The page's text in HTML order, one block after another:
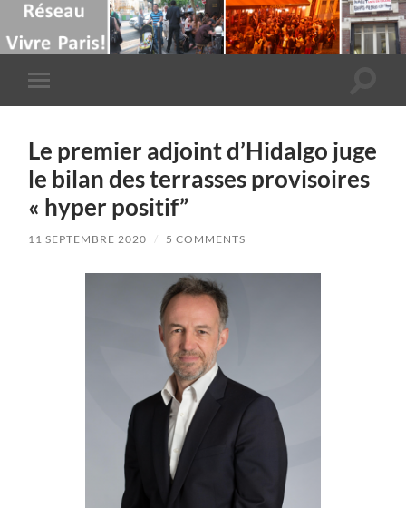
Toggle
mobile
Le premier adjoint d’Hidalgo juge
le bilan des terrasses provisoires
« hyper positif”
11 SEPTEMBRE 2020 / 5 COMMENTS